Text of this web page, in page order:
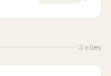
3villes